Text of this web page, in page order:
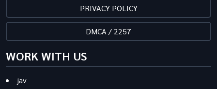
PRIVACY POLICY
DMCA / 2257
WORK WITH US
jav